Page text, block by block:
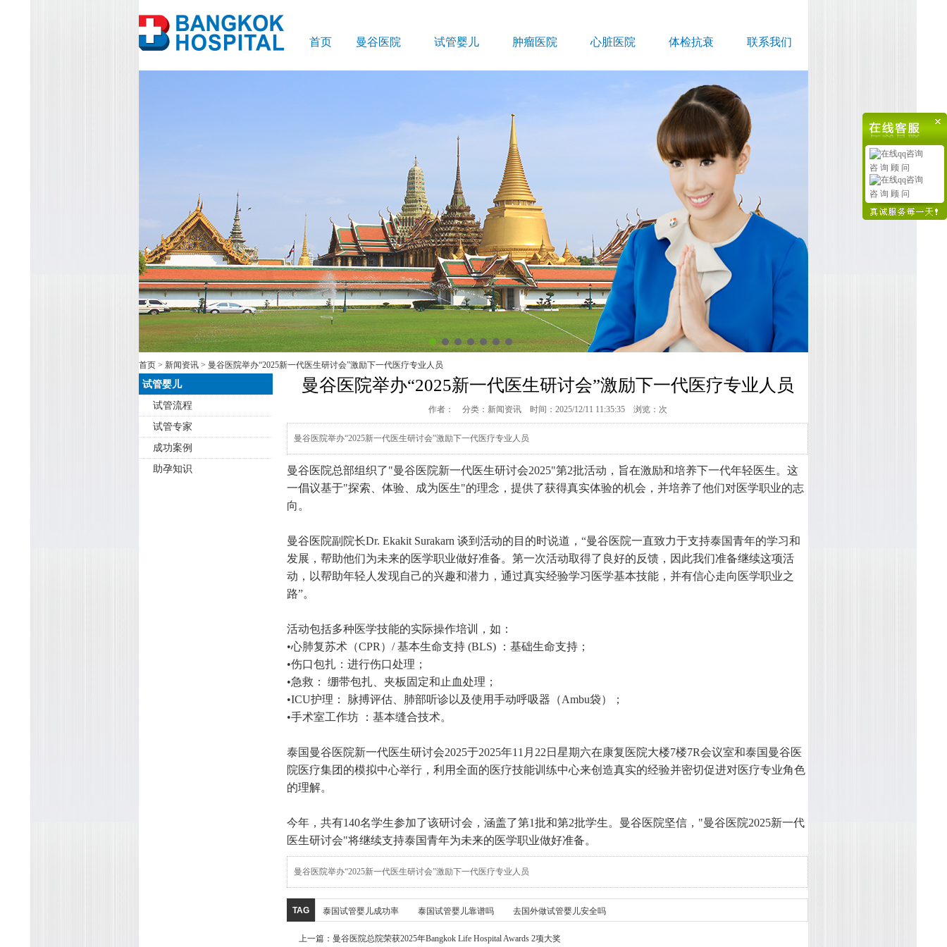
首页 曼谷医院 试管婴儿 肿瘤医院 心脏医院 体检抗衰 联系我们
咨 询 顾 问
咨 询 顾 问
首页 > 新闻资讯 > 曼谷医院举办“2025新一代医生研讨会”激励下一代医疗专业人员
试管婴儿
试管流程
试管专家
成功案例
助孕知识
曼谷医院举办“2025新一代医生研讨会”激励下一代医疗专业人员
作者： 分类： 新闻资讯时间：2025/12/11 11:35:35 浏览：次
曼谷医院举办“2025新一代医生研讨会”激励下一代医疗专业人员
曼谷医院总部组织了"曼谷医院新一代医生研讨会2025"第2批活动，旨在激励和培养下一代年轻医生。这
一倡议基于"探索、体验、成为医生"的理念，提供了获得真实体验的机会，并培养了他们对医学职业的志
向。
曼谷医院副院长Dr. Ekakit Surakarn 谈到活动的目的时说道，“曼谷医院一直致力于支持泰国青年的学习和
发展，帮助他们为未来的医学职业做好准备。第一次活动取得了良好的反馈，因此我们准备继续这项活
动，以帮助年轻人发现自己的兴趣和潜力，通过真实经验学习医学基本技能，并有信心走向医学职业之
路”。
活动包括多种医学技能的实际操作培训，如：
•心肺复苏术（CPR）/ 基本生命支持 (BLS) ：基础生命支持；
•伤口包扎：进行伤口处理；
•急救： 绷带包扎、夹板固定和止血处理；
•ICU护理： 脉搏评估、肺部听诊以及使用手动呼吸器（Ambu袋）；
•手术室工作坊 ：基本缝合技术。
泰国曼谷医院新一代医生研讨会2025于2025年11月22日星期六在康复医院大楼7楼7R会议室和泰国曼谷医
院医疗集团的模拟中心举行，利用全面的医疗技能训练中心来创造真实的经验并密切促进对医疗专业角色
的理解。
今年，共有140名学生参加了该研讨会，涵盖了第1批和第2批学生。曼谷医院坚信，"曼谷医院2025新一代
医生研讨会"将继续支持泰国青年为未来的医学职业做好准备。
曼谷医院举办“2025新一代医生研讨会”激励下一代医疗专业人员
TAG 泰国试管婴儿成功率 泰国试管婴儿靠谱吗 去国外做试管婴儿安全吗
上一篇： 曼谷医院总院荣获2025年Bangkok Life Hospital Awards 2项大奖